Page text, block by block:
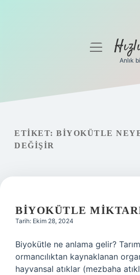
Gizlilik Politikası
Hakkımızda
menüyü
Anlık
ETIKET: BIYOKÜTLE
DEĞIŞIR
BIYOKÜTLE
Tarih: Ekim 28, 2024
Biyokütle ne anlama gelir?
ormancılıktan kaynaklanan
hayvansal atıklar (mezbaha